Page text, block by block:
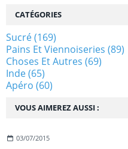
VOUS AIMEREZ AUSSI :
03/07/2015
CATÉGORIES
Sucré(169)
Pains Et Viennoiseries (89)
Choses Et Autres (69)
Inde(65)
Apéro (60)